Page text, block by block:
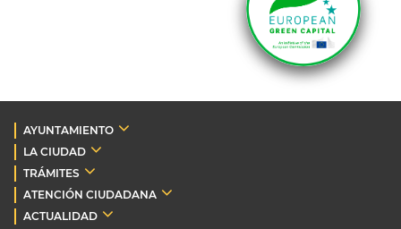
AYUNTAMIENTO
LA CIUDAD
TRÁMITES
ATENCIÓN CIUDADANA
ACTUALIDAD